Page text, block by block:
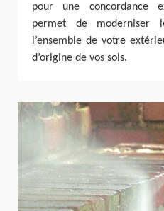
pour une concordance
permet de moderniser
l’ensemble de votre
d’origine de vos sols.